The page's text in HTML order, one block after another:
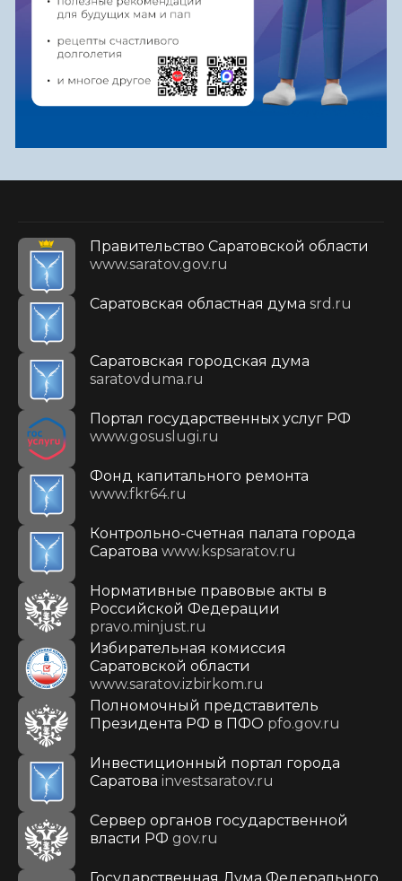
Правительство Саратовской области
www.saratov.gov.ru
Саратовская областная дума srd.ru
Саратовская городская дума
saratovduma.ru
Портал государственных услуг РФ
www.gosuslugi.ru
Фонд капитального ремонта
www.fkr64.ru
Контрольно-счетная палата города
Саратова www.kspsaratov.ru
Нормативные правовые акты в
Российской Федерации
pravo.minjust.ru
Избирательная комиссия
Саратовской области
www.saratov.izbirkom.ru
Полномочный представитель
Президента РФ в ПФО pfo.gov.ru
Инвестиционный портал города
Саратова investsaratov.ru
Сервер органов государственной
власти РФ gov.ru